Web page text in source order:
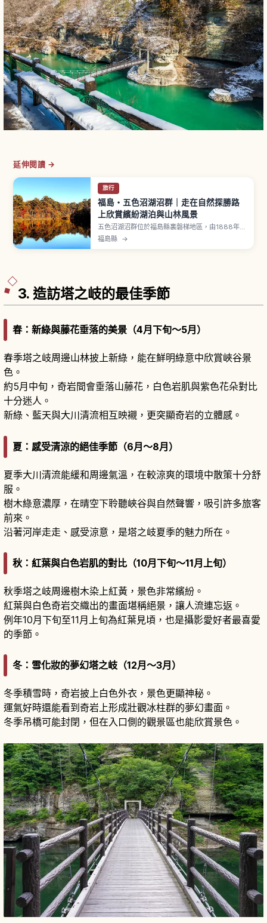
延伸閱讀 →
旅行
福島・五色沼湖沼群｜走在自然探勝路
上欣賞繽紛湖泊與山林風景
五色沼湖沼群位於福島縣裏磐梯地區，由1888年磐
梯山大噴發後山體（小磐梯）崩塌堵塞河川形成。
沿著「五色沼自然探勝路」全長約3.6公里、步行
福島縣 →
3. 造訪塔之岐的最佳季節
春：新綠與藤花垂落的美景（4月下旬～5月）
春季塔之岐周邊山林披上新綠，能在鮮明綠意中欣賞峽谷景
色。
約5月中旬，奇岩間會垂落山藤花，白色岩肌與紫色花朵對比
十分迷人。
新綠、藍天與大川清流相互映襯，更突顯奇岩的立體感。
夏：感受清涼的絕佳季節（6月～8月）
夏季大川清流能緩和周邊氣溫，在較涼爽的環境中散策十分舒
服。
樹木綠意濃厚，在晴空下聆聽峽谷與自然聲響，吸引許多旅客
前來。
沿著河岸走走、感受涼意，是塔之岐夏季的魅力所在。
秋：紅葉與白色岩肌的對比（10月下旬～11月上旬）
秋季塔之岐周邊樹木染上紅黃，景色非常繽紛。
紅葉與白色奇岩交織出的畫面堪稱絕景，讓人流連忘返。
例年10月下旬至11月上旬為紅葉見頃，也是攝影愛好者最喜愛
的季節。
冬：雪化妝的夢幻塔之岐（12月～3月）
冬季積雪時，奇岩披上白色外衣，景色更顯神秘。
運氣好時還能看到奇岩上形成壯觀冰柱群的夢幻畫面。
冬季吊橋可能封閉，但在入口側的觀景區也能欣賞景色。